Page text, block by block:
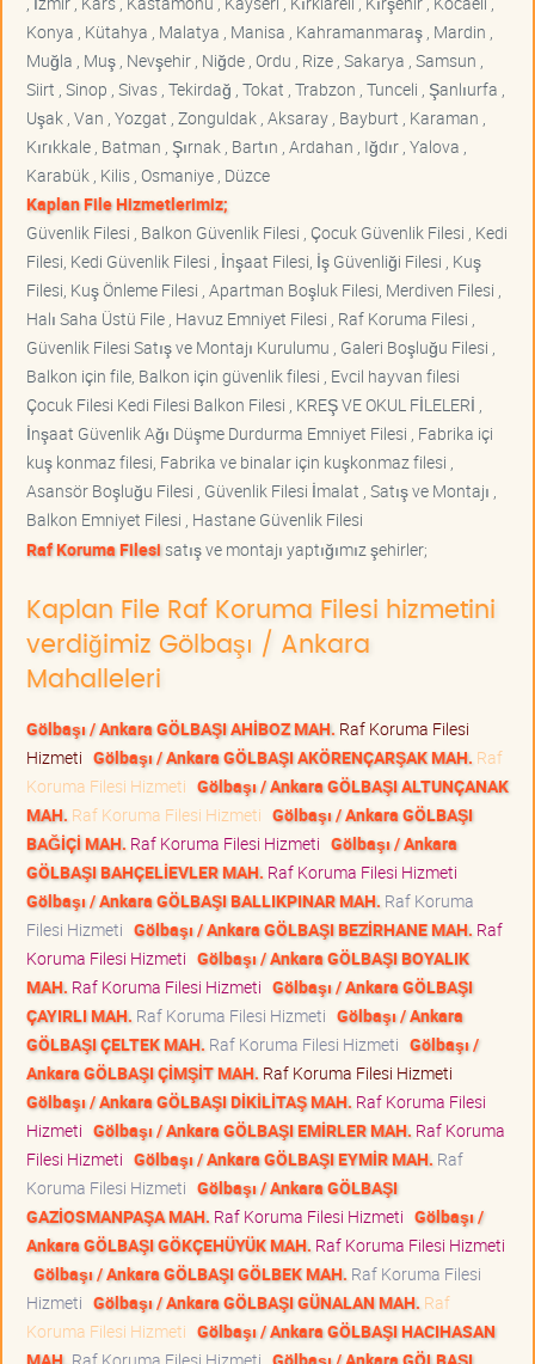
Konya , Kütahya , Malatya , Manisa , Kahramanmaraş , Mardin ,
Muğla , Muş , Nevşehir , Niğde , Ordu , Rize , Sakarya , Samsun ,
Siirt , Sinop , Sivas , Tekirdağ , Tokat , Trabzon , Tunceli , Şanlıurfa ,
Uşak , Van , Yozgat , Zonguldak , Aksaray , Bayburt , Karaman ,
Kırıkkale , Batman , Şırnak , Bartın , Ardahan , Iğdır , Yalova ,
Karabük , Kilis , Osmaniye , Düzce
Kaplan File Hizmetlerimiz;
Güvenlik Filesi , Balkon Güvenlik Filesi , Çocuk Güvenlik Filesi , Kedi
Filesi, Kedi Güvenlik Filesi , İnşaat Filesi, İş Güvenliği Filesi , Kuş
Filesi, Kuş Önleme Filesi , Apartman Boşluk Filesi, Merdiven Filesi ,
Halı Saha Üstü File , Havuz Emniyet Filesi , Raf Koruma Filesi ,
Güvenlik Filesi Satış ve Montajı Kurulumu , Galeri Boşluğu Filesi ,
Balkon için file, Balkon için güvenlik filesi , Evcil hayvan filesi
Çocuk Filesi Kedi Filesi Balkon Filesi , KREŞ VE OKUL FİLELERİ ,
İnşaat Güvenlik Ağı Düşme Durdurma Emniyet Filesi , Fabrika içi
kuş konmaz filesi, Fabrika ve binalar için kuşkonmaz filesi ,
Asansör Boşluğu Filesi , Güvenlik Filesi İmalat , Satış ve Montajı ,
Balkon Emniyet Filesi , Hastane Güvenlik Filesi
Raf Koruma Filesisatış ve montajı yaptığımız şehirler;
Kaplan File Raf Koruma Filesi hizmetini
verdiğimiz Gölbaşı / Ankara
Mahalleleri
Gölbaşı / Ankara GÖLBAŞI AHİBOZ MAH. Raf Koruma Filesi
Hizmeti Gölbaşı / Ankara GÖLBAŞI AKÖRENÇARŞAK MAH. Raf
Koruma Filesi Hizmeti Gölbaşı / Ankara GÖLBAŞI ALTUNÇANAK
MAH. Raf Koruma Filesi Hizmeti Gölbaşı / Ankara GÖLBAŞI
BAĞİÇİ MAH. Raf Koruma Filesi Hizmeti Gölbaşı / Ankara
GÖLBAŞI BAHÇELİEVLER MAH. Raf Koruma Filesi Hizmeti
Gölbaşı / Ankara GÖLBAŞI BALLIKPINAR MAH. Raf Koruma
Filesi Hizmeti Gölbaşı / Ankara GÖLBAŞI BEZİRHANE MAH. Raf
Koruma Filesi Hizmeti Gölbaşı / Ankara GÖLBAŞI BOYALIK
MAH. Raf Koruma Filesi Hizmeti Gölbaşı / Ankara GÖLBAŞI
ÇAYIRLI MAH. Raf Koruma Filesi Hizmeti Gölbaşı / Ankara
GÖLBAŞI ÇELTEK MAH. Raf Koruma Filesi Hizmeti Gölbaşı /
Ankara GÖLBAŞI ÇİMŞİT MAH. Raf Koruma Filesi Hizmeti
Gölbaşı / Ankara GÖLBAŞI DİKİLİTAŞ MAH. Raf Koruma Filesi
Hizmeti Gölbaşı / Ankara GÖLBAŞI EMİRLER MAH. Raf Koruma
Filesi Hizmeti Gölbaşı / Ankara GÖLBAŞI EYMİR MAH. Raf
Koruma Filesi Hizmeti Gölbaşı / Ankara GÖLBAŞI
GAZİOSMANPAŞA MAH. Raf Koruma Filesi Hizmeti Gölbaşı /
Ankara GÖLBAŞI GÖKÇEHÜYÜK MAH. Raf Koruma Filesi Hizmeti
Gölbaşı / Ankara GÖLBAŞI GÖLBEK MAH. Raf Koruma Filesi
Hizmeti Gölbaşı / Ankara GÖLBAŞI GÜNALAN MAH. Raf
Koruma Filesi Hizmeti Gölbaşı / Ankara GÖLBAŞI HACIHASAN